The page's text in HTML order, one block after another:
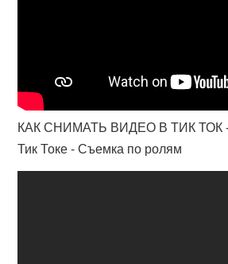
КАК СНИМАТЬ ВИДЕО В ТИК ТОК -
Тик Токе - Съемка по ролям